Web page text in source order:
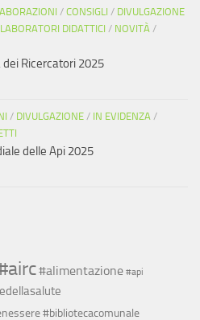
/ CONSIGLI / DIVULGAZIONE
LABORATORI DIDATTICI / NOVITÀ /
Ricercatori 2025
/ DIVULGAZIONE / IN EVIDENZA /
delle Api 2025
#alimentazione #api
#bibliotecacomunale